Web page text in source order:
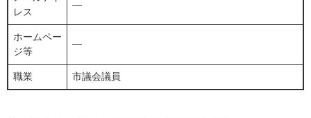
レス
―
ホームペー
ジ等
―
職業 市議会議員